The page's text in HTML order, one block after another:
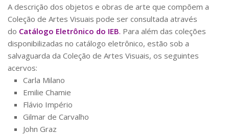
CEQUALI
CPg
CRInt
CSA
Acadêmico
Serviço de Apoio ao Ensino
Concurso Docente
Representação Discente
A descrição dos objetos e obras de arte que compõem a
Coleção de Artes Visuais pode ser consultada através
do Catálogo Eletrônico do IEB. Para além das coleções
disponibilizadas no catálogo eletrônico, estão sob a
salvaguarda da Coleção de Artes Visuais, os seguintes
acervos:
Carla Milano
Emilie Chamie
Flávio Império
Gilmar de Carvalho
John Graz